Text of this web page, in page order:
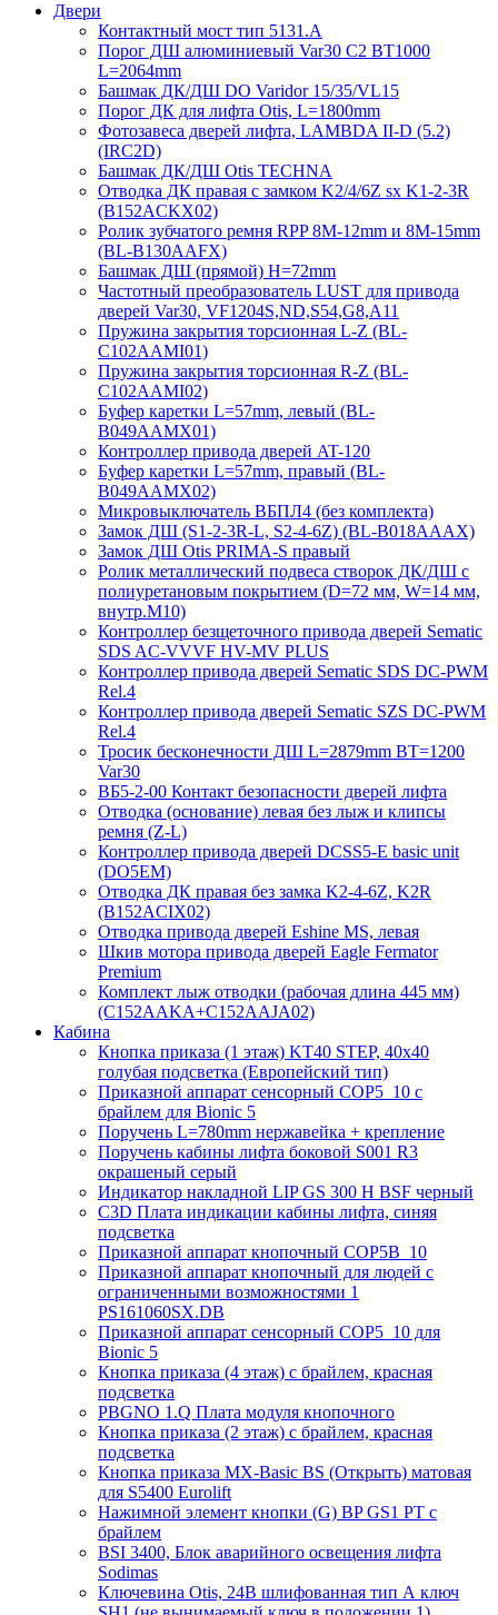
Двери
Контактный мост тип 5131.A
Порог ДШ алюминиевый Var30 C2 BT1000
L=2064mm
Башмак ДК/ДШ DO Varidor 15/35/VL15
Порог ДК для лифта Otis, L=1800mm
Фотозавеса дверей лифта, LAMBDA II-D (5.2)
(IRC2D)
Башмак ДК/ДШ Otis TECHNA
Отводка ДК правая с замком K2/4/6Z sx K1-2-3R
(B152ACKX02)
Ролик зубчатого ремня RPP 8M-12mm и 8M-15mm
(BL-B130AAFX)
Башмак ДШ (прямой) H=72mm
Частотный преобразователь LUST для привода
дверей Var30, VF1204S,ND,S54,G8,A11
Пружина закрытия торсионная L-Z (BL-
C102AAMI01)
Пружина закрытия торсионная R-Z (BL-
C102AAMI02)
Буфер каретки L=57mm, левый (BL-
B049AAMX01)
Контроллер привода дверей AT-120
Буфер каретки L=57mm, правый (BL-
B049AAMX02)
Микровыключатель ВБПЛ4 (без комплекта)
Замок ДШ (S1-2-3R-L, S2-4-6Z) (BL-B018AAAX)
Замок ДШ Otis PRIMA-S правый
Ролик металлический подвеса створок ДК/ДШ с
полиуретановым покрытием (D=72 мм, W=14 мм,
внутр.М10)
Контроллер безщеточного привода дверей Sematiс
SDS AC-VVVF HV-MV PLUS
Контроллер привода дверей Sematic SDS DC-PWM
Rel.4
Контроллер привода дверей Sematic SZS DC-PWM
Rel.4
Тросик бесконечности ДШ L=2879mm BT=1200
Var30
ВБ5-2-00 Контакт безопасности дверей лифта
Отводка (основание) левая без лыж и клипсы
ремня (Z-L)
Контроллер привода дверей DCSS5-E basic unit
(DO5EM)
Отводка ДК правая без замка K2-4-6Z, K2R
(B152ACIX02)
Отводка привода дверей Eshine MS, левая
Шкив мотора привода дверей Eagle Fermator
Premium
Комплект лыж отводки (рабочая длина 445 мм)
(C152AAKA+C152AAJA02)
Кабина
Кнопка приказа (1 этаж) KT40 STEP, 40х40
голубая подсветка (Европейский тип)
Приказной аппарат сенсорный COP5_10 с
брайлем для Bionic 5
Поручень L=780mm нержавейка + крепление
Поручень кабины лифта боковой S001 R3
окрашеный серый
Индикатор накладной LIP GS 300 H BSF черный
C3D Плата индикации кабины лифта, синяя
подсветка
Приказной аппарат кнопочный COP5B_10
Приказной аппарат кнопочный для людей с
ограниченными возможностями 1
PS161060SX.DB
Приказной аппарат сенсорный COP5_10 для
Bionic 5
Кнопка приказа (4 этаж) с брайлем, красная
подсветка
PBGNO 1.Q Плата модуля кнопочного
Кнопка приказа (2 этаж) с брайлем, красная
подсветка
Кнопка приказа MX-Basic BS (Открыть) матовая
для S5400 Eurolift
Нажимной элемент кнопки (G) BP GS1 PT с
брайлем
BSI 3400, Блок аварийного освещения лифта
Sodimas
Ключевина Otis, 24В шлифованная тип А ключ